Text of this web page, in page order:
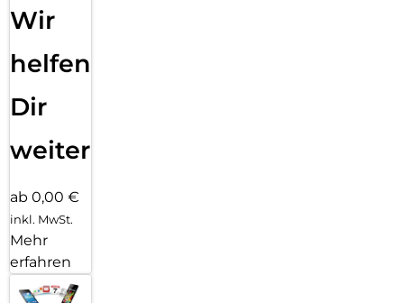
Wir
helfen
Dir
weiter
ab 0,00 €
inkl. MwSt.
Mehr
erfahren